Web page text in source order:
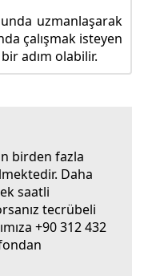
uzmanlaşarak
çalışmak isteyen
adım olabilir.
birden fazla
Daha
saatli
tecrübeli
+90 312 432